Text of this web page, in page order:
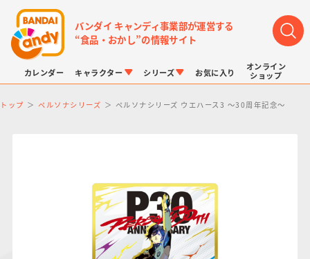
バンダイ キャンディ事業部が運営する
“食品・おかし”の情報サイト
カレンダー キャラクター
LINK TRAVELERS プリキュアシリーズ ドラゴンボール
シリーズ
チョコボックス チョコサプ ポケモンキッズ
お気に入り
オンライン
ショップ
トップ ペルソナシリーズ ペルソナシリーズ ウエハース3 ～30周年記念～